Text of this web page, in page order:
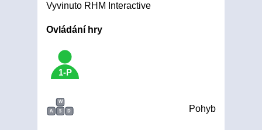
Vyvinuto RHM Interactive
Ovládání hry
1-P
W
A
S D Pohyb